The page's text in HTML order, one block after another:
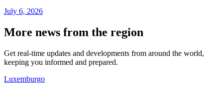
July 6, 2026
More news from the region
Get real-time updates and developments from around the world,
keeping you informed and prepared.
Luxemburgo